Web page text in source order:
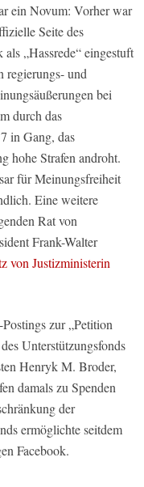
ein Novum: Vorher war
Seite des
„Hassrede“ eingestuft
regierungs- und
bei
durch das
in Gang, das
hohe Strafen androht.
für Meinungsfreiheit
Eine weitere
Rat von
Frank-Walter
von Justizministerin
zur „Petition
Unterstützungsfonds
Henryk M. Broder,
damals zu Spenden
der
ermöglichte seitdem
Facebook.